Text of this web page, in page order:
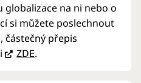
globalizace na ni nebo o
si můžete poslechnout
částečný přepis
ZDE.